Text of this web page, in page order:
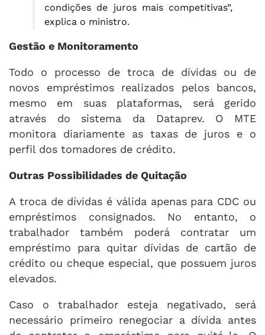
condições de juros mais competitivas”,
explica o ministro.
Gestão e Monitoramento
Todo o processo de troca de dívidas ou de
novos empréstimos realizados pelos bancos,
mesmo em suas plataformas, será gerido
através do sistema da Dataprev. O MTE
monitora diariamente as taxas de juros e o
perfil dos tomadores de crédito.
Outras Possibilidades de Quitação
A troca de dívidas é válida apenas para CDC ou
empréstimos consignados. No entanto, o
trabalhador também poderá contratar um
empréstimo para quitar dívidas de cartão de
crédito ou cheque especial, que possuem juros
elevados.
Caso o trabalhador esteja negativado, será
necessário primeiro renegociar a dívida antes